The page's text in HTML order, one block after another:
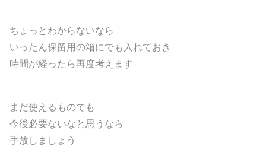
ちょっとわからないなら
いったん保留用の箱にでも入れておき
時間が経ったら再度考えます
まだ使えるものでも
今後必要ないなと思うなら
手放しましょう